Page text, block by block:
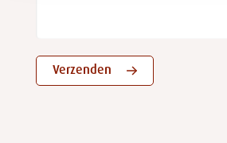
Verzenden